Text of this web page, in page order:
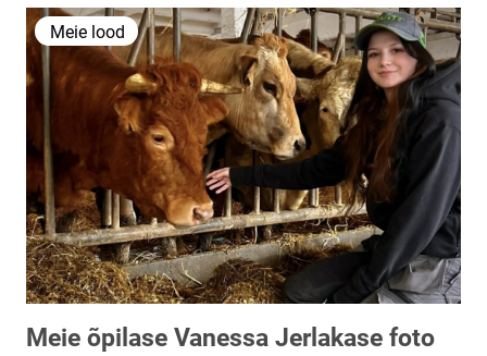
Meie lood
Meie õpilase Vanessa Jerlakase foto